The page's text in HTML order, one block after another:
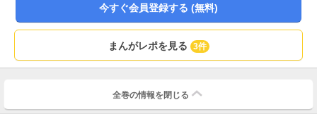
今すぐ会員登録する (無料)
まんがレポを見る 3件
全巻の情報を 閉じる